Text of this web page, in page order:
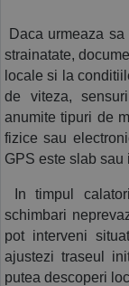
Daca urmeaza
strainatate,
locale si la
de viteza,
anumite tipuri de
fizice sau
GPS este slab sau
In timpul
schimbari
pot interveni
ajustezi traseul
putea descoperi